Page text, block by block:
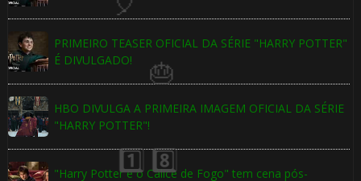
PRIMEIRO TEASER OFICIAL DA SÉRIE "HARRY POTTER"
É DIVULGADO!
HBO DIVULGA A PRIMEIRA IMAGEM OFICIAL DA SÉRIE
"HARRY POTTER"!
"Harry Potter e o Cálice de Fogo" tem cena pós-